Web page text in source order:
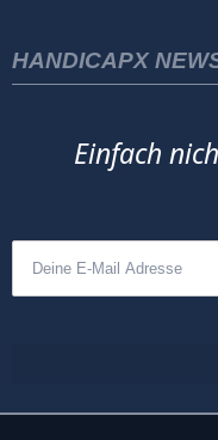
HANDICAPX
Einfach